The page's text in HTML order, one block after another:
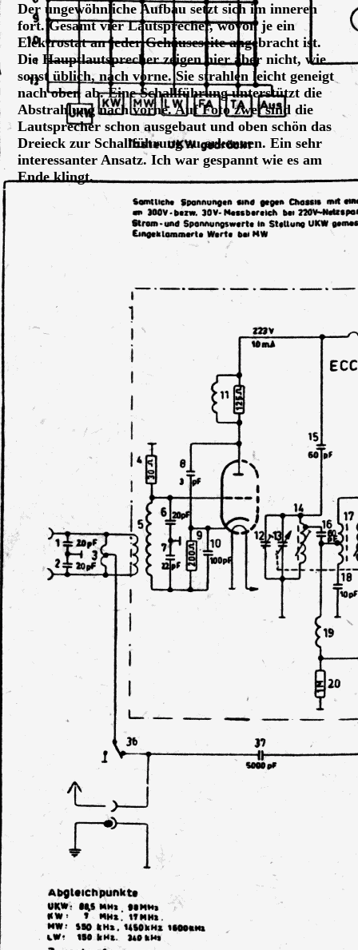
Der ungewöhnliche Aufbau setzt sich im inneren
fort. Gesamt vier Lautsprecher, wovon je ein
Elektrostat an jeder Gehäuseseite angebracht ist.
Die Hauptlautsprecher zeigen hier aber nicht, wie
sonst üblich, nach vorne. Sie strahlen leicht geneigt
nach oben ab. Eine Schallführung unterstützt die
Abstrahlung nach vorne. Auf Foto zwei sind die
Lautsprecher schon ausgebaut und oben schön das
Dreieck zur Schallführung zu erkennen. Ein sehr
interessanter Ansatz. Ich war gespannt wie es am
Ende klingt.
Grundig 3090_56, Originalzustand
Grundig 3090_56, Tieftöner ausgebaut